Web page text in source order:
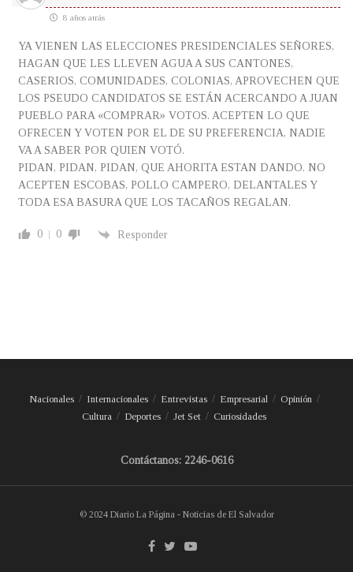
8 años atrás
YA VIENEN LAS ELECCIONES PRESIDENCIALES SEÑORES,
HAGAN QUE LES LLEVEN AGUA A SUS CANTONES,
CASERIOS, COMUNIDADES, COLONIAS, APROVECHEN QUE
LOS PSEUDO CANDIDATOS SE ESTÁN ACERCANDO A JUAN
PUEBLO PARA «COMPRAR» VOTOS. ACEPTEN LO QUE
OFRECEN Y VOTEN POR EL DE SU PREFERENCIA, NADIE
VA A SABER POR QUIEN VOTÓ.
PIDAN, PIDAN, PIDAN, QUE AHORITA ESTAN DANDO. NO
ACEPTEN ESCOBAS, POLLO CAMPERO, DELANTALES Y
TODA ESA BASURA QUE LOS TACAÑOS REGALAN.
0 0 Responder
Nacionales Internacionales Entrevistas Empresarial
Opinión
Cultura
Deportes Jet Set Curiosidades
Contáctanos: 2246-0616
© 2024 Diario La Página - Noticias de El Salvador